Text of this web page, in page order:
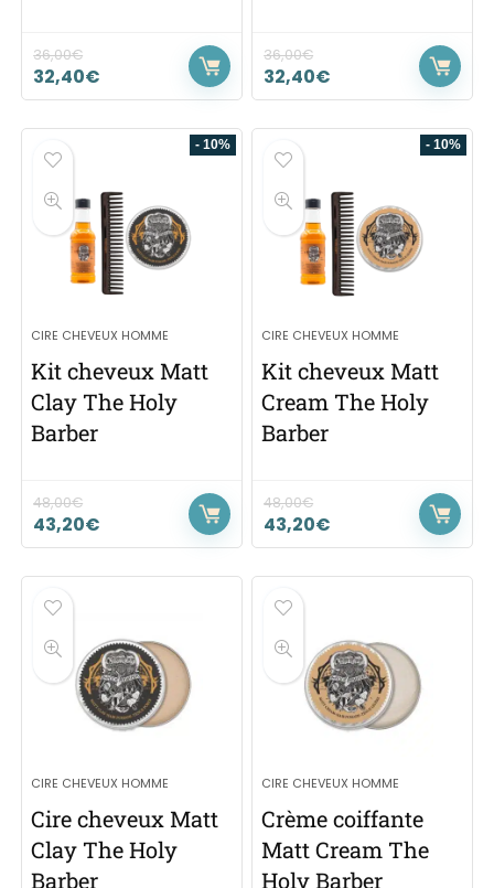
36,00€
32,40€
36,00€
32,40€
- 10%
CIRE CHEVEUX HOMME
Kit cheveux Matt
Clay The Holy
Barber
48,00€
43,20€
- 10%
CIRE CHEVEUX HOMME
Kit cheveux Matt
Cream The Holy
Barber
48,00€
43,20€
CIRE CHEVEUX HOMME
Cire cheveux Matt
Clay The Holy
Barber
CIRE CHEVEUX HOMME
Crème coiffante
Matt Cream The
Holy Barber